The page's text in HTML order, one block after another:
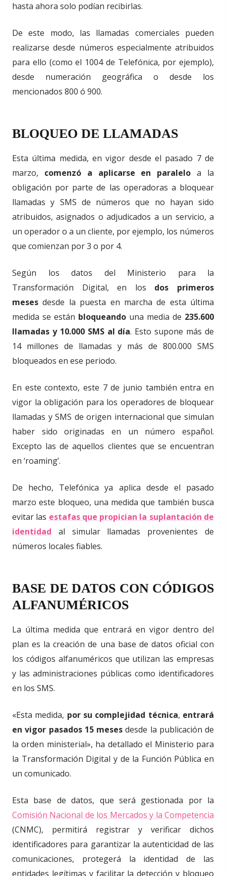
hasta ahora solo podían recibirlas.
De este modo, las llamadas comerciales pueden
realizarse desde números especialmente atribuidos
para ello (como el 1004 de Telefónica, por ejemplo),
desde numeración geográfica o desde los
mencionados 800 ó 900.
BLOQUEO DE LLAMADAS
Esta última medida, en vigor desde el pasado 7 de
marzo, comenzó a aplicarse en paralelo a la
obligación por parte de las operadoras a bloquear
llamadas y SMS de números que no hayan sido
atribuidos, asignados o adjudicados a un servicio, a
un operador o a un cliente, por ejemplo, los números
que comienzan por 3 o por 4.
Según los datos del Ministerio para la
Transformación Digital, en los dos primeros
meses desde la puesta en marcha de esta última
medida se están bloqueando una media de 235.600
llamadas y 10.000 SMS al día. Esto supone más de
14 millones de llamadas y más de 800.000 SMS
bloqueados en ese periodo.
En este contexto, este 7 de junio también entra en
vigor la obligación para los operadores de bloquear
llamadas y SMS de origen internacional que simulan
haber sido originadas en un número español.
Excepto las de aquellos clientes que se encuentran
en ‘roaming’.
De hecho, Telefónica ya aplica desde el pasado
marzo este bloqueo, una medida que también busca
evitar las estafas que propician la suplantación de
identidad al simular llamadas provenientes de
números locales fiables.
BASE DE DATOS CON CÓDIGOS
ALFANUMÉRICOS
La última medida que entrará en vigor dentro del
plan es la creación de una base de datos oficial con
los códigos alfanuméricos que utilizan las empresas
y las administraciones públicas como identificadores
en los SMS.
«Esta medida, por su complejidad técnica, entrará
en vigor pasados 15 meses desde la publicación de
la orden ministerial», ha detallado el Ministerio para
la Transformación Digital y de la Función Pública en
un comunicado.
Esta base de datos, que será gestionada por la
Comisión Nacional de los Mercados y la Competencia
(CNMC), permitirá registrar y verificar dichos
identificadores para garantizar la autenticidad de las
comunicaciones, protegerá la identidad de las
entidades legítimas y facilitar la detección y bloqueo